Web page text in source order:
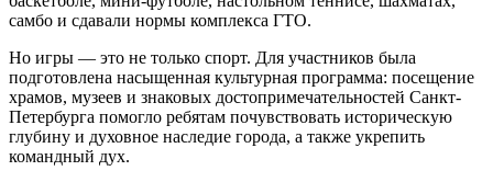
самбо и сдавали нормы комплекса ГТО.
Но игры — это не только спорт. Для участников была
подготовлена насыщенная культурная программа: посещение
храмов, музеев и знаковых достопримечательностей Санкт-
Петербурга помогло ребятам почувствовать историческую
глубину и духовное наследие города, а также укрепить
командный дух.